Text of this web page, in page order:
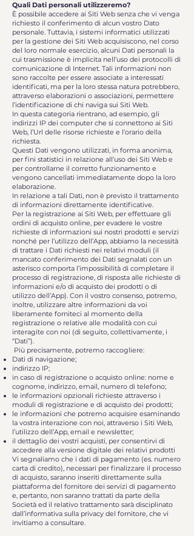
Quali Dati personali utilizzeremo?
È possibile accedere ai Siti Web senza che vi venga
richiesto il conferimento di alcun vostro Dato
personale. Tuttavia, i sistemi informatici utilizzati
per la gestione dei Siti Web acquisiscono, nel corso
del loro normale esercizio, alcuni Dati personali la
cui trasmissione è implicita nell’uso dei protocolli di
comunicazione di Internet. Tali informazioni non
sono raccolte per essere associate a interessati
identificati, ma per la loro stessa natura potrebbero,
attraverso elaborazioni o associazioni, permettere
l’identificazione di chi naviga sui Siti Web.
In questa categoria rientrano, ad esempio, gli
indirizzi IP dei computer che si connettono ai Siti
Web, l’Url delle risorse richieste e l’orario della
richiesta.
Questi Dati vengono utilizzati, in forma anonima,
per fini statistici in relazione all’uso dei Siti Web e
per controllarne il corretto funzionamento e
vengono cancellati immediatamente dopo la loro
elaborazione.
In relazione a tali Dati, non è previsto il trattamento
di informazioni direttamente identificative.
Per la registrazione ai Siti Web, per effettuare gli
ordini di acquisto online, per evadere le vostre
richieste di informazioni sui nostri prodotti e servizi
nonché per l’utilizzo dell’App, abbiamo la necessità
di trattare i Dati richiesti nei relativi moduli (il
mancato conferimento dei Dati segnalati con un
asterisco comporta l’impossibilità di completare il
processo di registrazione, di risposta alle richieste di
informazioni e/o di acquisto dei prodotti o di
utilizzo dell’App). Con il vostro consenso, potremo,
inoltre, utilizzare altre informazioni da voi
liberamente forniteci al momento della
registrazione o relative alle modalità con cui
interagite con noi (di seguito, collettivamente, i
“Dati”).
Più precisamente, potremo raccogliere:
Dati di navigazione;
indirizzo IP;
in caso di registrazione o acquisto online: nome e
cognome, indirizzo, email, numero di telefono;
le informazioni opzionali richieste attraverso i
moduli di registrazione e di acquisto dei prodotti;
le informazioni che potremo acquisire esaminando
la vostra interazione con noi, attraverso i Siti Web,
l’utilizzo dell’App, email e newsletter;
il dettaglio dei vostri acquisti, per consentirvi di
accedere alla versione digitale dei relativi prodotti
Vi segnaliamo che i dati di pagamento (es. numero
carta di credito), necessari per finalizzare il processo
di acquisto, saranno inseriti direttamente sulla
piattaforma del fornitore dei servizi di pagamento
e, pertanto, non saranno trattati da parte della
Società ed il relativo trattamento sarà disciplinato
dall’informativa sulla privacy del fornitore, che vi
invitiamo a consultare.